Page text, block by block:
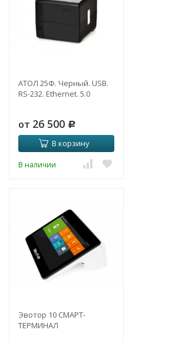
АТОЛ 25Ф. Черный. USB.
RS-232. Ethernet. 5.0
от 26 500 Р
В корзину
В наличии
Эвотор 10 СМАРТ-
ТЕРМИНАЛ